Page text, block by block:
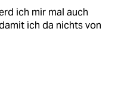
ich mir mal auch
ich da nichts von